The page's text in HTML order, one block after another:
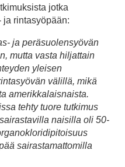
jotka
ja rintasyöpään:
ja peräsuolensyövän
mutta vasta hiljattain
yleisen
välillä, mikä
amerikkalaisnaista.
tehty tuore tutkimus
naisilla oli 50-
sairastamattomilla